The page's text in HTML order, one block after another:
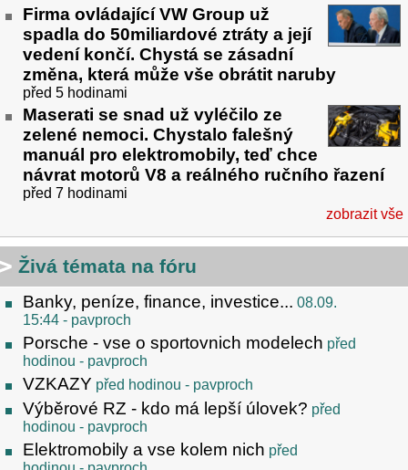
Firma ovládající VW Group už
spadla do 50miliardové ztráty a její
vedení končí. Chystá se zásadní
změna, která může vše obrátit naruby
před 5 hodinami
Maserati se snad už vyléčilo ze
zelené nemoci. Chystalo falešný
manuál pro elektromobily, teď chce
návrat motorů V8 a reálného ručního řazení
před 7 hodinami
zobrazit vše
Živá témata na fóru
Banky, peníze, finance, investice... 08.09.
15:44 - pavproch
Porsche - vse o sportovnich modelech před
hodinou - pavproch
VZKAZY před hodinou - pavproch
Výběrové RZ - kdo má lepší úlovek? před
hodinou - pavproch
Elektromobily a vse kolem nich před